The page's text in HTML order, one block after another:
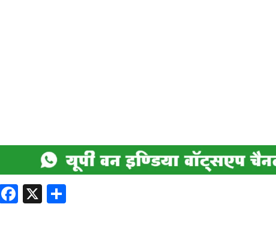
WhatsApp
Facebook
X